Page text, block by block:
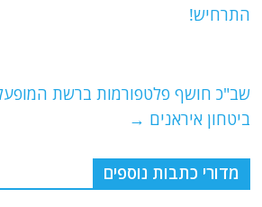
A
k
התרחיש!
שב"כ חושף פלטפורמות ברשת
ביטחון איראנים →
מדורי כתבות נוספים